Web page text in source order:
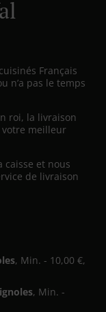
Français
n’a pas le temps
roi, la livraison
meilleur
caisse et nous
de livraison
, Min. - 10,00 €,
, Min. -